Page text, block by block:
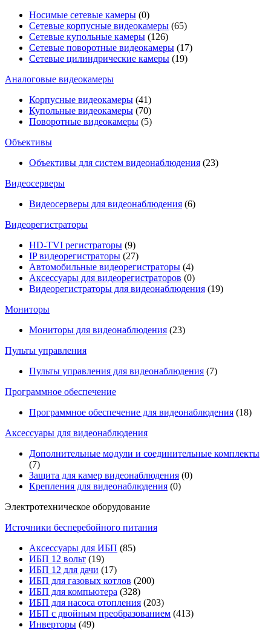
Носимые сетевые камеры (0)
Сетевые корпусные видеокамеры (65)
Сетевые купольные камеры (126)
Сетевые поворотные видеокамеры (17)
Сетевые цилиндрические камеры (19)
Аналоговые видеокамеры
Корпусные видеокамеры (41)
Купольные видеокамеры (70)
Поворотные видеокамеры (5)
Объективы
Объективы для систем видеонаблюдения (23)
Видеосерверы
Видеосерверы для видеонаблюдения (6)
Видеорегистраторы
HD-TVI регистраторы (9)
IP видеорегистраторы (27)
Автомобильные видеорегистраторы (4)
Аксессуары для видеорегистраторов (0)
Видеорегистраторы для видеонаблюдения (19)
Мониторы
Мониторы для видеонаблюдения (23)
Пульты управления
Пульты управления для видеонаблюдения (7)
Программное обеспечение
Программное обеспечение для видеонаблюдения (18)
Аксессуары для видеонаблюдения
Дополнительные модули и соединительные комплекты
(7)
Защита для камер видеонаблюдения (0)
Крепления для видеонаблюдения (0)
Электротехническое оборудование
Источники бесперебойного питания
Аксессуары для ИБП (85)
ИБП 12 вольт (19)
ИБП 12 для дачи (17)
ИБП для газовых котлов (200)
ИБП для компьютера (328)
ИБП для насоса отопления (203)
ИБП с двойным преобразованием (413)
Инверторы (49)